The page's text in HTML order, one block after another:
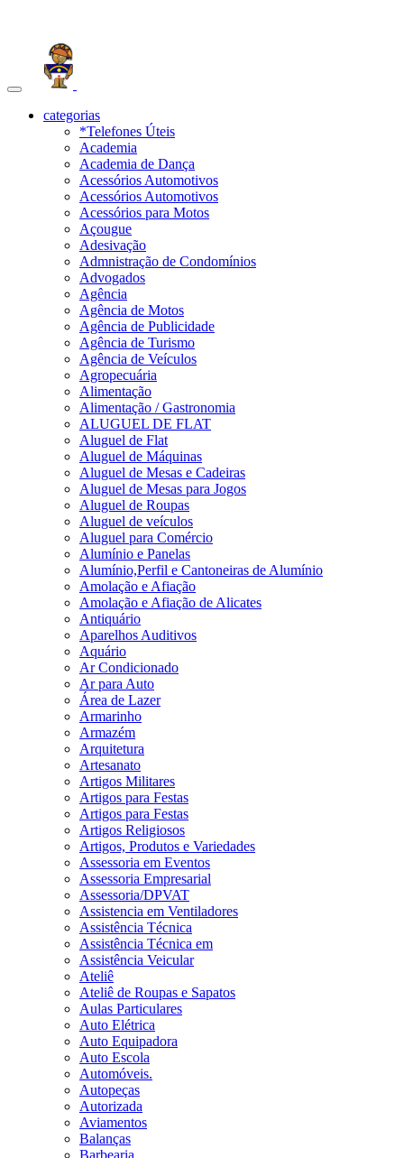
Toggle
navigationcategorias
*Telefones Úteis
Academia
Academia de Dança
Acessórios Automotivos
Acessórios Automotivos
Acessórios para Motos
Açougue
Adesivação
Admnistração de Condomínios
Advogados
Agência
Agência de Motos
Agência de Publicidade
Agência de Turismo
Agência de Veículos
Agropecuária
Alimentação
Alimentação / Gastronomia
ALUGUEL DE FLAT
Aluguel de Flat
Aluguel de Máquinas
Aluguel de Mesas e Cadeiras
Aluguel de Mesas para Jogos
Aluguel de Roupas
Aluguel de veículos
Aluguel para Comércio
Alumínio e Panelas
Alumínio,Perfil e Cantoneiras de Alumínio
Amolação e Afiação
Amolação e Afiação de Alicates
Antiquário
Aparelhos Auditivos
Aquário
Ar Condicionado
Ar para Auto
Área de Lazer
Armarinho
Armazém
Arquitetura
Artesanato
Artigos Militares
Artigos para Festas
Artigos para Festas
Artigos Religiosos
Artigos, Produtos e Variedades
Assessoria em Eventos
Assessoria Empresarial
Assessoria/DPVAT
Assistencia em Ventiladores
Assistência Técnica
Assistência Técnica em
Assistência Veicular
Ateliê
Ateliê de Roupas e Sapatos
Aulas Particulares
Auto Elétrica
Auto Equipadora
Auto Escola
Automóveis.
Autopeças
Autorizada
Aviamentos
Balanças
Barbearia